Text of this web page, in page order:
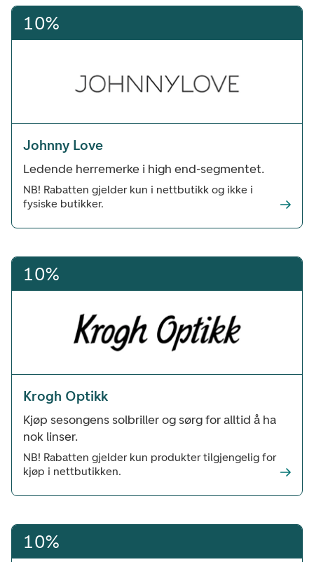
10%
Johnny Love
Ledende herremerke i high end-segmentet.
NB! Rabatten gjelder kun i nettbutikk og ikke i
fysiske butikker.
10%
Krogh Optikk
Kjøp sesongens solbriller og sørg for alltid å ha
nok linser.
NB! Rabatten gjelder kun produkter tilgjengelig for
kjøp i nettbutikken.
10%